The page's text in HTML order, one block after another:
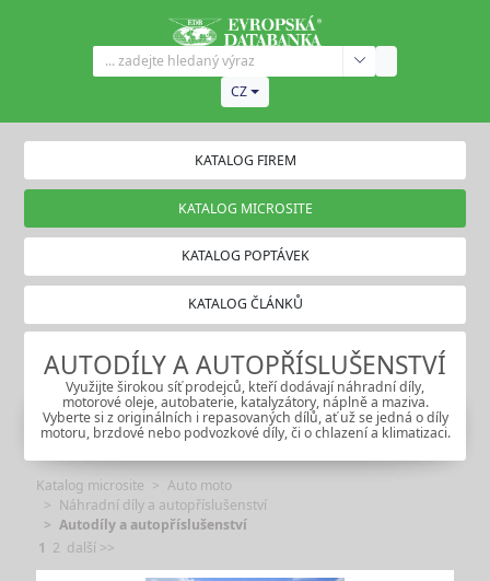
CZ
KATALOG FIREM
KATALOG MICROSITE
KATALOG POPTÁVEK
KATALOG ČLÁNKŮ
AUTODÍLY A AUTOPŘÍSLUŠENSTVÍ
Využijte širokou síť prodejců, kteří dodávají náhradní díly,
motorové oleje, autobaterie, katalyzátory, náplně a maziva.
Vyberte si z originálních i repasovaných dílů, ať už se jedná o díly
motoru, brzdové nebo podvozkové díly, či o chlazení a klimatizaci.
Katalog microsite
Auto moto
Náhradní díly a autopříslušenství
Autodíly a autopříslušenství
1 2 další >>